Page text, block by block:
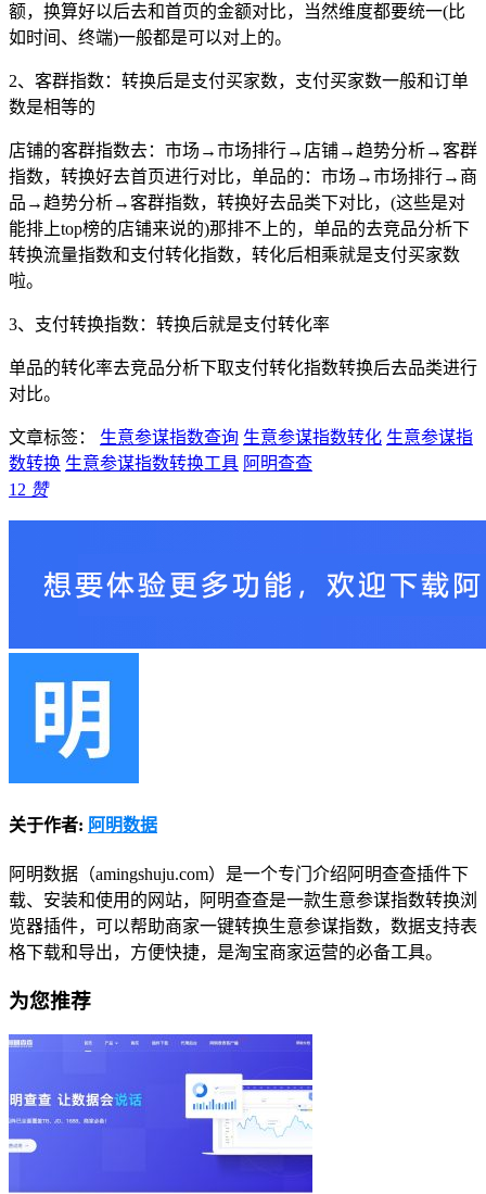
额，换算好以后去和首页的金额对比，当然维度都要统一(比
如时间、终端)一般都是可以对上的。
2、客群指数：转换后是支付买家数，支付买家数一般和订单
数是相等的
店铺的客群指数去：市场→市场排行→店铺→趋势分析→客群
指数，转换好去首页进行对比，单品的：市场→市场排行→商
品→趋势分析→客群指数，转换好去品类下对比，(这些是对
能排上top榜的店铺来说的)那排不上的，单品的去竞品分析下
转换流量指数和支付转化指数，转化后相乘就是支付买家数
啦。
3、支付转换指数：转换后就是支付转化率
单品的转化率去竞品分析下取支付转化指数转换后去品类进行
对比。
文章标签： 生意参谋指数查询 生意参谋指数转化 生意参谋指
数转换 生意参谋指数转换工具 阿明查查
12 赞
关于作者: 阿明数据
阿明数据（amingshuju.com）是一个专门介绍阿明查查插件下
载、安装和使用的网站，阿明查查是一款生意参谋指数转换浏
览器插件，可以帮助商家一键转换生意参谋指数，数据支持表
格下载和导出，方便快捷，是淘宝商家运营的必备工具。
为您推荐